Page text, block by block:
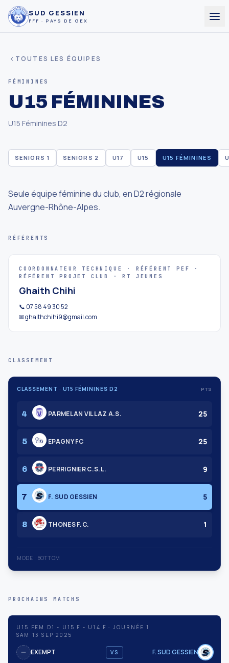
SUD GESSIEN
FFF · PAYS DE GEX
TOUTES LES ÉQUIPES
FÉMININES
U15 FÉMININES
U15 Féminines D2
SENIORS 1 SENIORS 2 U17 U15 U15 FÉMININES
Seule équipe féminine du club, en D2 régionale
Auvergne-Rhône-Alpes.
RÉFÉRENTS
COORDONNATEUR TECHNIQUE · RÉFÉRENT PEF ·
RÉFÉRENT PROJET CLUB · RT JEUNES
Ghaith Chihi
📞 07 58 49 30 52
✉ ghaithchihi9@gmail.com
CLASSEMENT
CLASSEMENT · U15 FÉMININES D2 PTS
4 PARMELAN VILLAZ A.S. 25
5 EPAGNY FC 25
6 PERRIGNIER C.S.L. 9
7 F. SUD GESSIEN 5
8 THONES F.C. 1
MODE : BOTTOM
PROCHAINS MATCHS
U15 FEM D1 - U15 F - U14 F · JOURNÉE 1
SAM 13 SEP 2025
EXEMPT VS F. SUD GESSIEN